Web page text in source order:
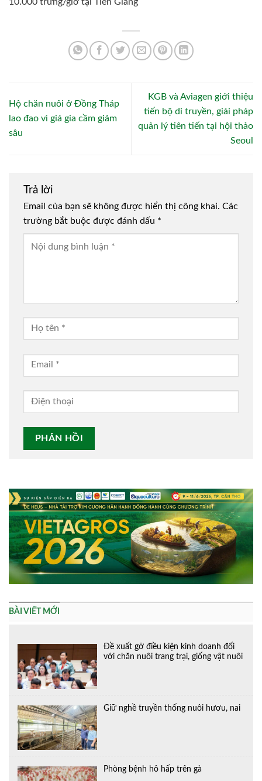
Hộ chăn nuôi ở Đồng Tháp
lao đao vì giá gia cầm giảm
sâu
KGB và Aviagen giới thiệu
tiến bộ di truyền, giải pháp
quản lý tiên tiến tại hội thảo
Seoul
Trả lời
Email của bạn sẽ không được hiển thị công khai. Các
trường bắt buộc được đánh dấu *
BÀI VIẾT MỚI
Đề xuất gỡ điều kiện kinh doanh đối
với chăn nuôi trang trại, giống vật nuôi
Giữ nghề truyền thống nuôi hươu, nai
Phòng bệnh hô hấp trên gà